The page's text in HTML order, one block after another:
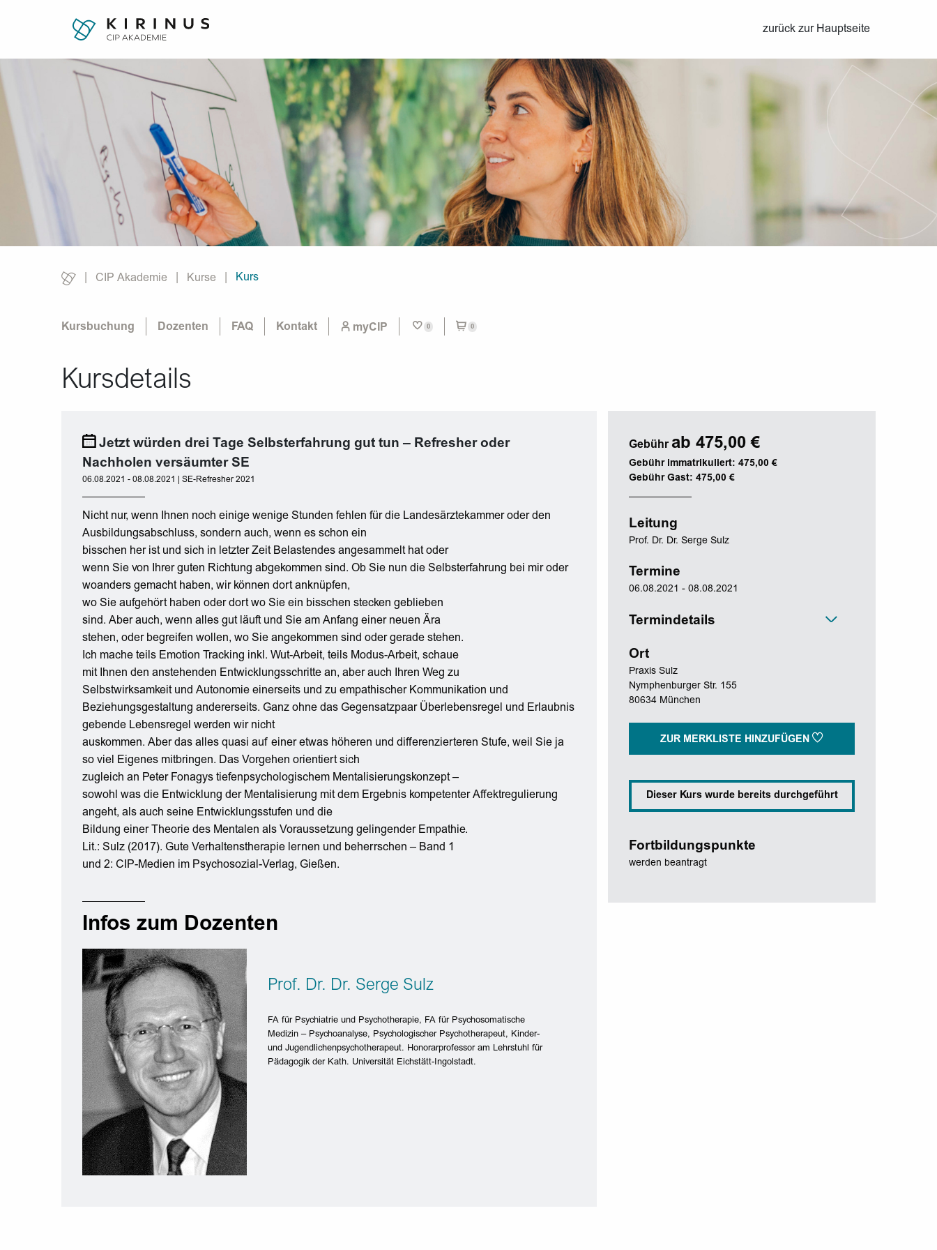
zurück zur Hauptseite
CIP Akademie Kurse
Current:
Kurs
Kursbuchung Dozenten FAQ Kontakt myCIP 0 0
Kursdetails
Jetzt würden drei Tage Selbsterfahrung gut tun – Refresher oder
Nachholen versäumter SE
06.08.2021 - 08.08.2021 | SE-Refresher 2021
Nicht nur, wenn Ihnen noch einige wenige Stunden fehlen für die Landesärztekammer oder den
Ausbildungsabschluss, sondern auch, wenn es schon ein
bisschen her ist und sich in letzter Zeit Belastendes angesammelt hat oder
wenn Sie von Ihrer guten Richtung abgekommen sind. Ob Sie nun die Selbsterfahrung bei mir oder
woanders gemacht haben, wir können dort anknüpfen,
wo Sie aufgehört haben oder dort wo Sie ein bisschen stecken geblieben
sind. Aber auch, wenn alles gut läuft und Sie am Anfang einer neuen Ära
stehen, oder begreifen wollen, wo Sie angekommen sind oder gerade stehen.
Ich mache teils Emotion Tracking inkl. Wut-Arbeit, teils Modus-Arbeit, schaue
mit Ihnen den anstehenden Entwicklungsschritte an, aber auch Ihren Weg zu
Selbstwirksamkeit und Autonomie einerseits und zu empathischer Kommunikation und
Beziehungsgestaltung andererseits. Ganz ohne das Gegensatzpaar Überlebensregel und Erlaubnis
gebende Lebensregel werden wir nicht
auskommen. Aber das alles quasi auf einer etwas höheren und differenzierteren Stufe, weil Sie ja
so viel Eigenes mitbringen. Das Vorgehen orientiert sich
zugleich an Peter Fonagys tiefenpsychologischem Mentalisierungskonzept –
sowohl was die Entwicklung der Mentalisierung mit dem Ergebnis kompetenter Affektregulierung
angeht, als auch seine Entwicklungsstufen und die
Bildung einer Theorie des Mentalen als Voraussetzung gelingender Empathie.
Lit.: Sulz (2017). Gute Verhaltenstherapie lernen und beherrschen – Band 1
und 2: CIP-Medien im Psychosozial-Verlag, Gießen.
Infos zum Dozenten
Prof. Dr. Dr. Serge Sulz
FA für Psychiatrie und Psychotherapie, FA für Psychosomatische
Medizin – Psychoanalyse, Psychologischer Psychotherapeut, Kinder-
und Jugendlichenpsychotherapeut. Honorarprofessor am Lehrstuhl für
Pädagogik der Kath. Universität Eichstätt-Ingolstadt.
Gebühr ab 475,00 €
Gebühr immatrikuliert: 475,00 €
Gebühr Gast: 475,00 €
Leitung
Prof. Dr. Dr. Serge Sulz
Termine
06.08.2021 - 08.08.2021
Termindetails
Ort
Praxis Sulz
Nymphenburger Str. 155
80634 München
ZUR MERKLISTE HINZUFÜGEN
Dieser Kurs wurde bereits durchgeführt
Fortbildungspunkte
werden beantragt